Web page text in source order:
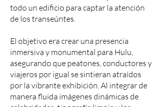
todo un edificio para captar la atención
de los transeúntes.
El objetivo era crear una presencia
inmersiva y monumental para Hulu,
asegurando que peatones, conductores y
viajeros por igual se sintieran atraídos
por la vibrante exhibición. Al integrar de
manera fluida imágenes dinámicas de